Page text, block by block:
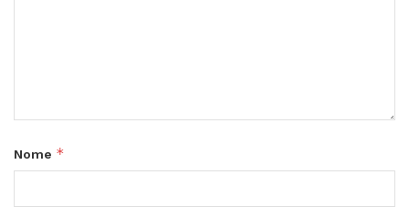
Nome *